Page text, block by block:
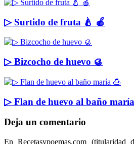
▷ Surtido de fruta 🍐 🍎
▷ Bizcocho de huevo 🥮
▷ Flan de huevo al baño
Deja un comentario
En Recetasypoemas.com (titularidad